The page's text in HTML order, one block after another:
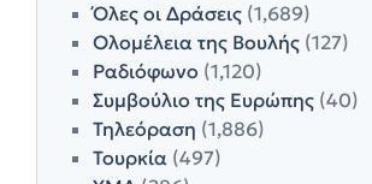
Όλες οι Δράσεις (1,689)
Ολομέλεια της Βουλής (127)
Ραδιόφωνο (1,120)
Συμβούλιο της Ευρώπης (40)
Τηλεόραση (1,886)
Τουρκία (497)